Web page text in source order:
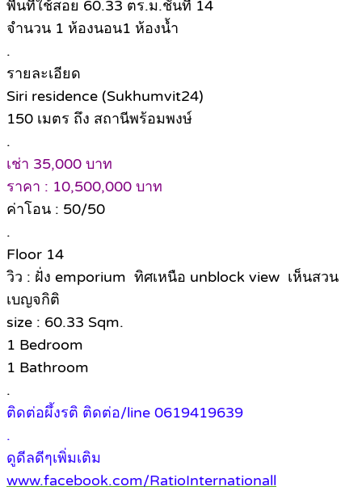
พื้นที่ใช้สอย 60.33 ตร.ม.ชั้นที่ 14
จำนวน 1 ห้องนอน1 ห้องน้ำ
.
รายละเอียด
Siri residence (Sukhumvit24)
150 เมตร ถึง สถานีพร้อมพงษ์
.
เช่า 35,000 บาท
ราคา : 10,500,000 บาท
ค่าโอน : 50/50
.
Floor 14
วิว : ฝั่ง emporium ทิศเหนือ unblock view เห็นสวน
เบญจกิติ
size : 60.33 Sqm.
1 Bedroom
1 Bathroom
.
ติดต่อผึ้งรติ ติดต่อ/line 0619419639
.
ดูดีลดีๆเพิ่มเติม
www.facebook.com/RatioInternationall